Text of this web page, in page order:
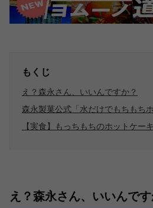
もくじ
え？森永さん、いいんですか？
森永製菓公式「水だけでもちもち
【実食】もっちもちのホットケー
え？森永さん、いいんです